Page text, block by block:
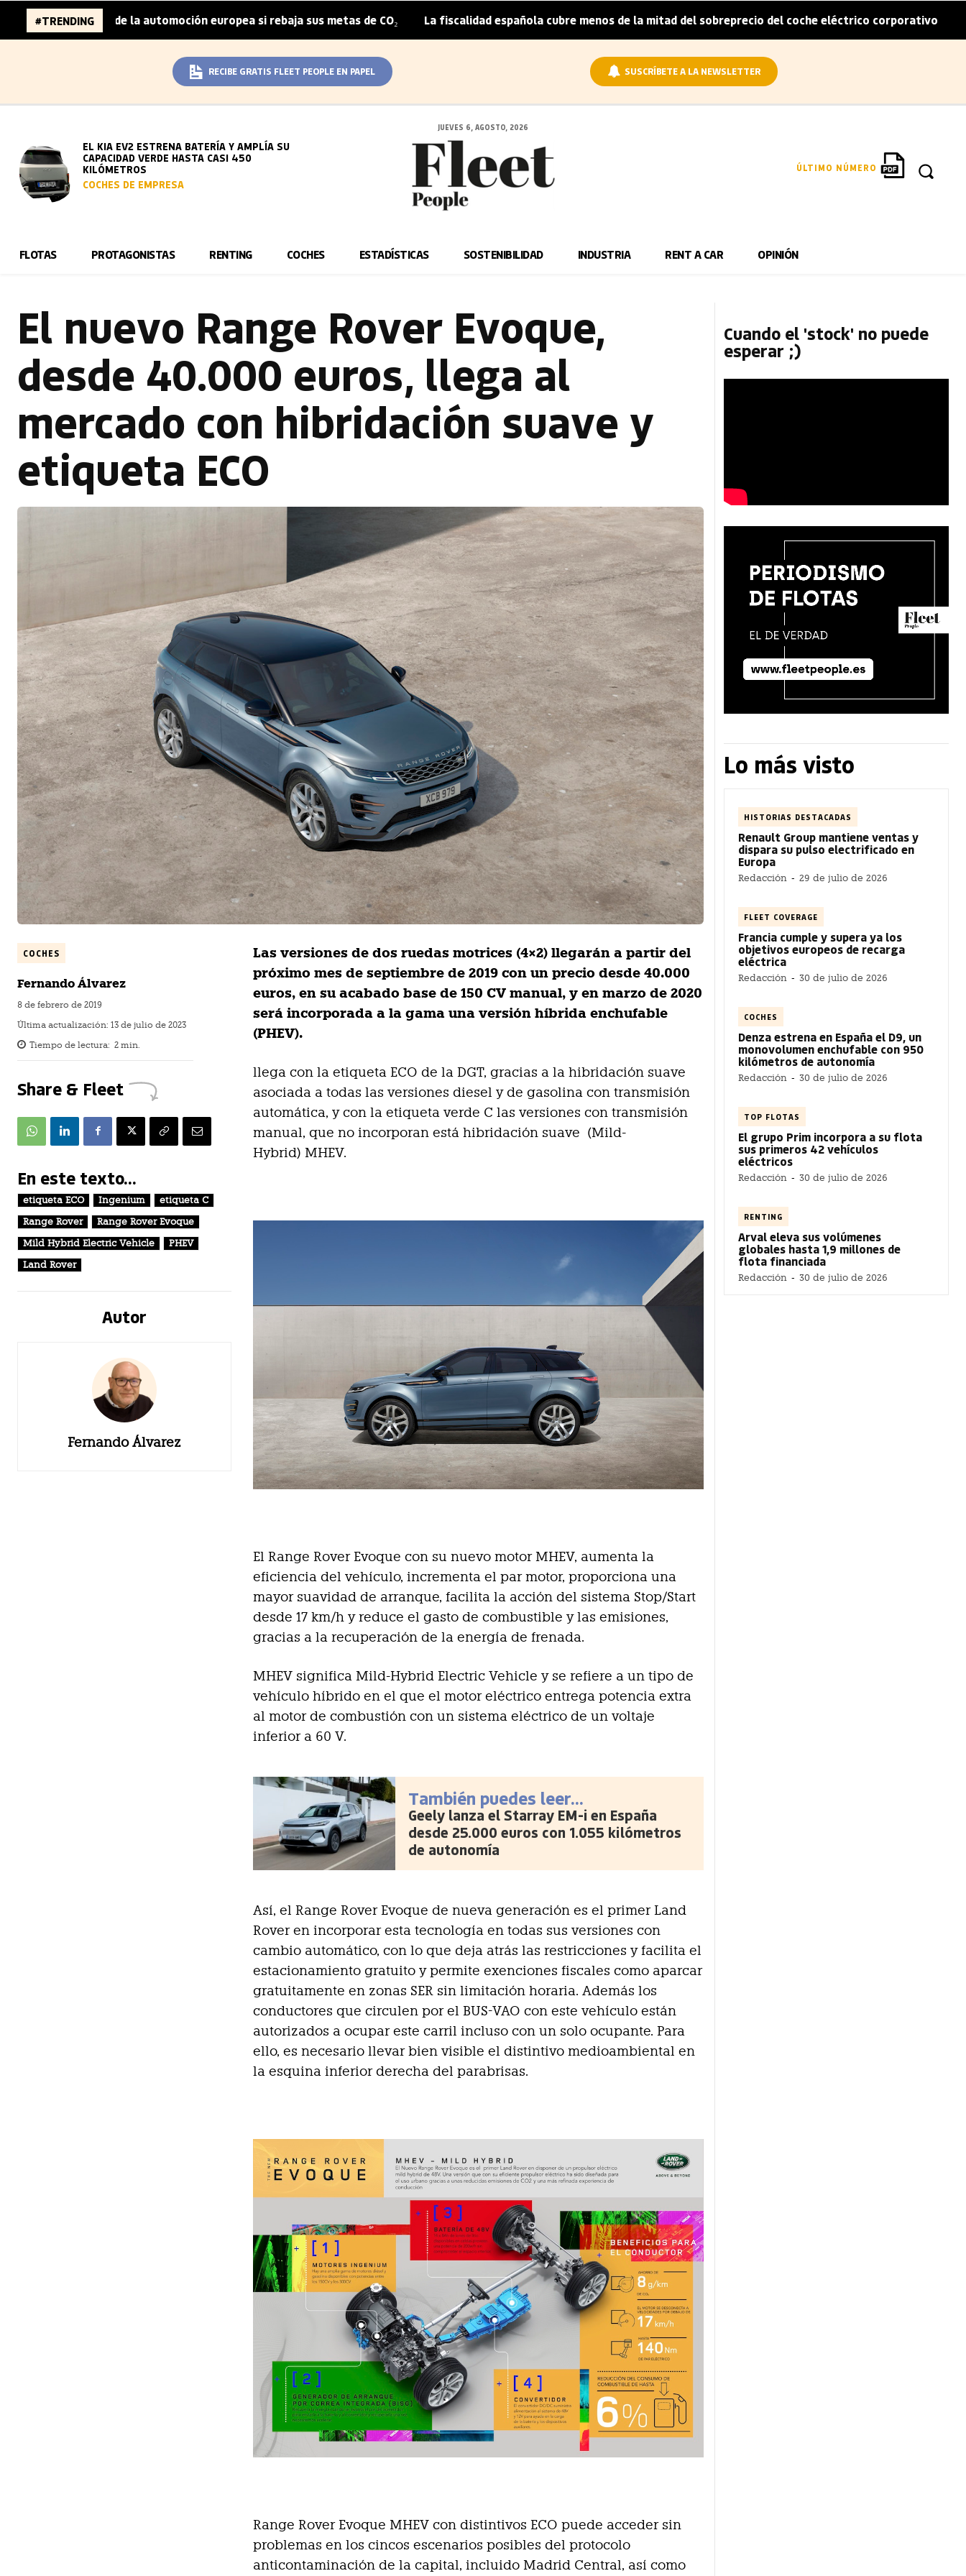
#TRENDING
de la automoción europea si rebaja sus metas de CO₂ | La fiscalidad española cubre menos de la mitad del sobreprecio del coche eléctrico corporativo Arval
RECIBE GRATIS FLEET PEOPLE EN PAPEL SUSCRÍBETE A LA NEWSLETTER
EL KIA EV2 ESTRENA BATERÍA Y AMPLÍA SU
CAPACIDAD VERDE HASTA CASI 450
KILÓMETROS
COCHES DE EMPRESA
JUEVES 6, AGOSTO, 2026
ÚLTIMO NÚMERO
FLOTAS PROTAGONISTAS RENTING COCHES ESTADÍSTICAS SOSTENIBILIDAD INDUSTRIA RENT A CAR OPINIÓN
El nuevo Range Rover Evoque,
desde 40.000 euros, llega al
mercado con hibridación suave y
etiqueta ECO
COCHES
Fernando Álvarez
8 de febrero de 2019
Última actualización: 13 de julio de 2023
Tiempo de lectura: 2 min.
Share & Fleet
En este texto...
etiqueta ECO Ingenium
etiqueta C
Range Rover
Range Rover Evoque
Mild Hybrid Electric Vehicle
PHEV
Land Rover
Autor
Fernando Álvarez
Las versiones de dos ruedas motrices (4×2) llegarán a partir del
próximo mes de septiembre de 2019 con un precio desde 40.000
euros, en su acabado base de 150 CV manual, y en marzo de 2020
será incorporada a la gama una versión híbrida enchufable
(PHEV).
llega con la etiqueta ECO de la DGT, gracias a la hibridación suave
asociada a todas las versiones diesel y de gasolina con transmisión
automática, y con la etiqueta verde C las versiones con transmisión
manual, que no incorporan está hibridación suave (Mild-
Hybrid) MHEV.
El Range Rover Evoque con su nuevo motor MHEV, aumenta la
eficiencia del vehículo, incrementa el par motor, proporciona una
mayor suavidad de arranque, facilita la acción del sistema Stop/Start
desde 17 km/h y reduce el gasto de combustible y las emisiones,
gracias a la recuperación de la energía de frenada.
MHEV significa Mild-Hybrid Electric Vehicle y se refiere a un tipo de
vehículo híbrido en el que el motor eléctrico entrega potencia extra
al motor de combustión con un sistema eléctrico de un voltaje
inferior a 60 V.
También puedes leer...
Geely lanza el Starray EM-i en España
desde 25.000 euros con 1.055 kilómetros
de autonomía
Así, el Range Rover Evoque de nueva generación es el primer Land
Rover en incorporar esta tecnología en todas sus versiones con
cambio automático, con lo que deja atrás las restricciones y facilita el
estacionamiento gratuito y permite exenciones fiscales como aparcar
gratuitamente en zonas SER sin limitación horaria. Además los
conductores que circulen por el BUS-VAO con este vehículo están
autorizados a ocupar este carril incluso con un solo ocupante. Para
ello, es necesario llevar bien visible el distintivo medioambiental en
la esquina inferior derecha del parabrisas.
Range Rover Evoque MHEV con distintivos ECO puede acceder sin
problemas en los cincos escenarios posibles del protocolo
anticontaminación de la capital, incluido Madrid Central, así como
Cuando el 'stock' no puede
esperar ;)
Lo más visto
HISTORIAS DESTACADAS
Renault Group mantiene ventas y
dispara su pulso electrificado en
Europa
Redacción - 29 de julio de 2026
FLEET COVERAGE
Francia cumple y supera ya los
objetivos europeos de recarga
eléctrica
Redacción - 30 de julio de 2026
COCHES
Denza estrena en España el D9, un
monovolumen enchufable con 950
kilómetros de autonomía
Redacción - 30 de julio de 2026
TOP FLOTAS
El grupo Prim incorpora a su flota
sus primeros 42 vehículos
eléctricos
Redacción - 30 de julio de 2026
RENTING
Arval eleva sus volúmenes
globales hasta 1,9 millones de
flota financiada
Redacción - 30 de julio de 2026